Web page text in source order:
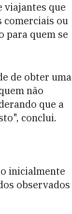
viajantes que
comerciais ou
para quem se
de obter uma
não
que a
conclui.
inicialmente
observados